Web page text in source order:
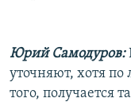
Юрий Самодуров:
уточняют, хотя по
того, получается